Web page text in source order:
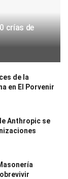
crías de
de la
en El Porvenir
Anthropic se